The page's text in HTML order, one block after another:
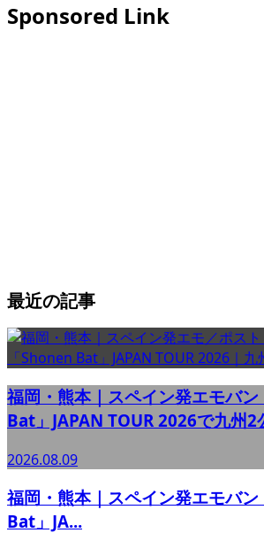
Sponsored Link
最近の記事
福岡・熊本｜スペイン発エモバ
Bat」JAPAN TOUR 2026で九州2
2026.08.09
福岡・熊本｜スペイン発エモバ
Bat」JA...